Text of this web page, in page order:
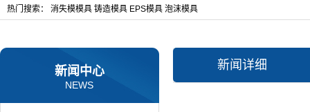
热门搜索： 消失模模具 铸造模具 EPS模具 泡沫模具
新闻中心
NEWS
新闻详细